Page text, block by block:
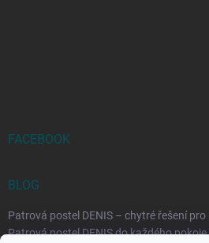
FACEBOOK
BLOG
Patrová postel DENIS – chytré řešení
Patrová postel DENIS do každého